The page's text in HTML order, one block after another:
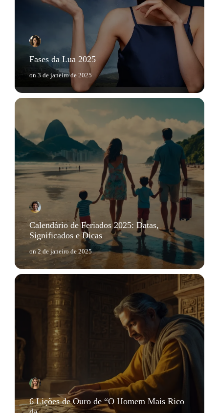
Fases da Lua 2025
on 3 de janeiro de 2025
Calendário de Feriados 2025: Datas,
Significados e Dicas
on2 de janeiro de 2025
6 Lições de Ouro de “O Homem Mais Rico